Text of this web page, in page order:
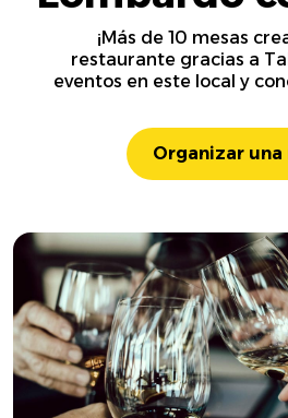
¡Más de 10 mesas
restaurante gracias a
eventos en este local y
Organizar una